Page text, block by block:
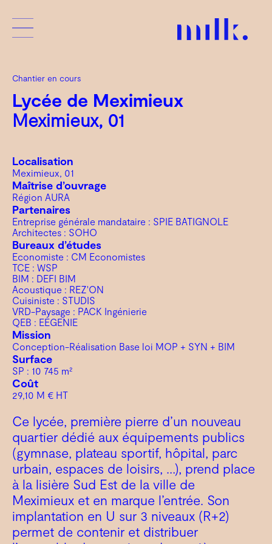
Chantier en cours
Lycée de Meximieux
Meximieux, 01
Localisation
Meximieux, 01
Maîtrise d’ouvrage
Région AURA
Partenaires
Entreprise générale mandataire : SPIE BATIGNOLE
Architectes : SOHO
Bureaux d’études
Economiste : CM Economistes
TCE : WSP
BIM : DEFI BIM
Acoustique : REZ'ON
Cuisiniste : STUDIS
VRD-Paysage : PACK Ingénierie
QEB : EEGENIE
Mission
Conception-Réalisation Base loi MOP + SYN + BIM
Surface
SP : 10 745 m²
Coût
29,10 M € HT
Ce lycée, première pierre d’un nouveau
quartier dédié aux équipements publics
(gymnase, plateau sportif, hôpital, parc
urbain, espaces de loisirs, …), prend place
à la lisière Sud Est de la ville de
Meximieux et en marque l’entrée. Son
implantation en U sur 3 niveaux (R+2)
permet de contenir et distribuer